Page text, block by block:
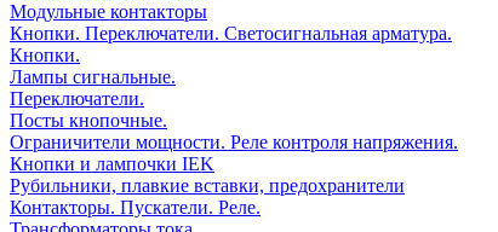
Модульные контакторы
Кнопки. Переключатели. Светосигнальная арматура.
Кнопки.
Лампы сигнальные.
Переключатели.
Посты кнопочные.
Ограничители мощности. Реле контроля напряжения.
Кнопки и лампочки IEK
Рубильники, плавкие вставки, предохранители
Контакторы. Пускатели. Реле.